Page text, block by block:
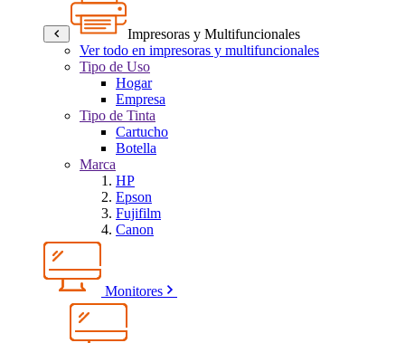
Impresoras y Multifuncionales
Ver todo en impresoras y multifuncionales
Tipo de Uso
Hogar
Empresa
Tipo de Tinta
Cartucho
Botella
Marca
HP
Epson
Fujifilm
Canon
Monitores